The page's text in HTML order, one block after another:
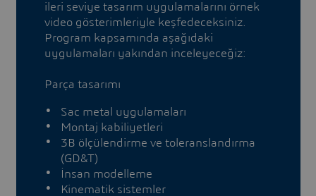
ileri seviye tasarım uygulamalarını örnek
video gösterimleriyle keşfedeceksiniz.
Program kapsamında aşağıdaki
uygulamaları yakından inceleyeceğiz:
Parça tasarımı
Sac metal uygulamaları
Montaj kabiliyetleri
3B ölçülendirme ve toleranslandırma
(GD&T)
İnsan modelleme
Kinematik sistemler